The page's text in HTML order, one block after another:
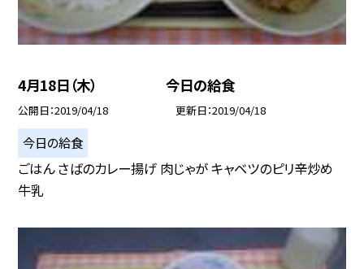
4月18日（木） 今日の給食
公開日 2019/04/18 更新日 2019/04/18
今日の給食
ごはん さばのカレー揚げ 肉じゃが キャベツのピリ辛炒め
牛乳